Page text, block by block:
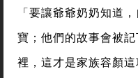
「要讓爺爺奶奶知道
寶；他們的故事會被
裡，這才是家族容顏